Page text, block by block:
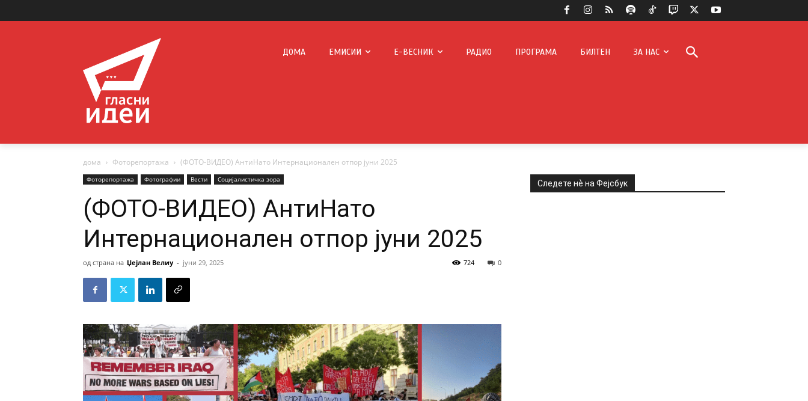
ДОМА ЕМИСИИ Е-ВЕСНИК РАДИО ПРОГРАМА БИЛТЕН ЗА НАС
дома Фоторепортажа (ФОТО-ВИДЕО) АнтиНато Интернационален отпор јуни 2025
Фоторепортажа Фотографии Вести Социјалистичка зора
(ФОТО-ВИДЕО) АнтиНато
Интернационален отпор јуни 2025
од страна на Џејлан Велиу - јуни 29, 2025 0
724
Следете нѐ на Фејсбук